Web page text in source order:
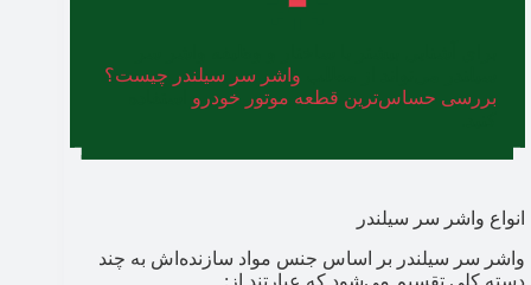
واشر سر سیلندر چیست؟
بررسی حساس‌ترین قطعه موتور خودرو
انواع واشر سر سیلندر
واشر سر سیلندر بر اساس جنس مواد سازنده‌اش به چند
دسته کلی تقسیم می‌شود که عبارتند از: